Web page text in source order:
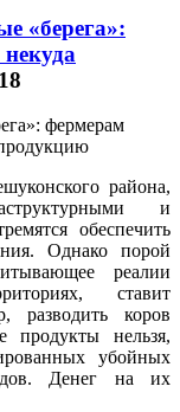
«берега»:
района,
и
обеспечить
Однако порой
реалии
ставит
разводить коров
нельзя,
убойных
Денег на их